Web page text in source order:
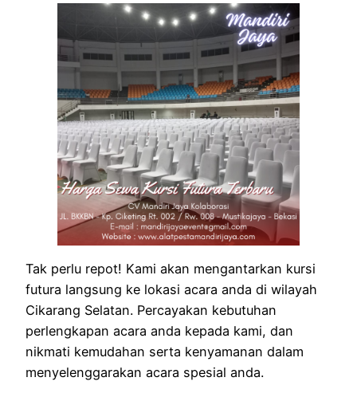
Tak perlu repot! Kami akan mengantarkan kursi
futura langsung ke lokasi acara anda di wilayah
Cikarang Selatan. Percayakan kebutuhan
perlengkapan acara anda kepada kami, dan
nikmati kemudahan serta kenyamanan dalam
menyelenggarakan acara spesial anda.